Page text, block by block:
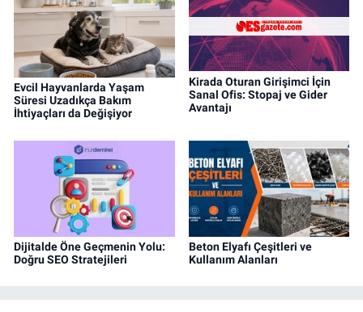
Evcil Hayvanlarda Yaşam
Süresi Uzadıkça Bakım
İhtiyaçları da Değişiyor
Kirada Oturan Girişimci İçin
Sanal Ofis: Stopaj ve Gider
Avantajı
Dijitalde Öne Geçmenin Yolu:
Doğru SEO Stratejileri
Beton Elyafı Çeşitleri ve
Kullanım Alanları